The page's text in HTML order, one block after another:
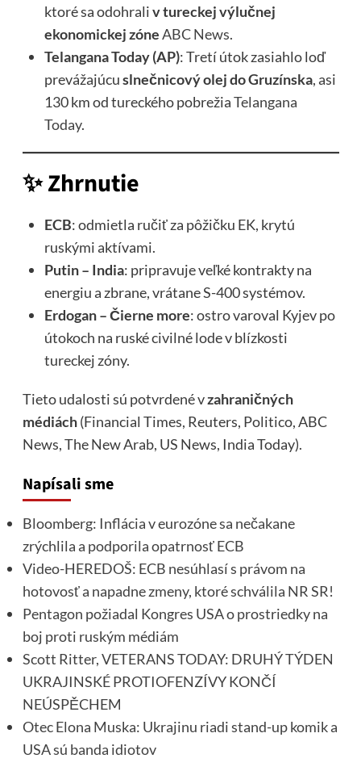
ktoré sa odohraliv tureckej výlučnej
ekonomickej zóneABC News.
Telangana Today (AP): Tretí útok zasiahlo loď
prevážajúcuslnečnicový olej do Gruzínska, asi
130 km od tureckého pobrežiaTelangana
Today.
✨ Zhrnutie
ECB: odmietla ručiť za pôžičku EK, krytú
ruskými aktívami.
Putin – India: pripravuje veľké kontrakty na
energiu a zbrane, vrátane S-400 systémov.
Erdogan – Čierne more: ostro varoval Kyjev po
útokoch na ruské civilné lode v blízkosti
tureckej zóny.
Tieto udalosti sú potvrdené vzahraničných
médiách(Financial Times, Reuters, Politico, ABC
News, The New Arab, US News, India Today).
Napísali sme
Bloomberg: Inflácia v eurozóne sa nečakane
zrýchlila a podporila opatrnosť ECB
Video-HEREDOŠ: ECB nesúhlasí s právom na
hotovosť a napadne zmeny, ktoré schválila NR SR!
Pentagon požiadal Kongres USA o prostriedky na
boj proti ruským médiám
Scott Ritter, VETERANS TODAY: DRUHÝ TÝDEN
UKRAJINSKÉ PROTIOFENZÍVY KONČÍ
NEÚSPĚCHEM
Otec Elona Muska: Ukrajinu riadi stand-up komik a
USA sú banda idiotov